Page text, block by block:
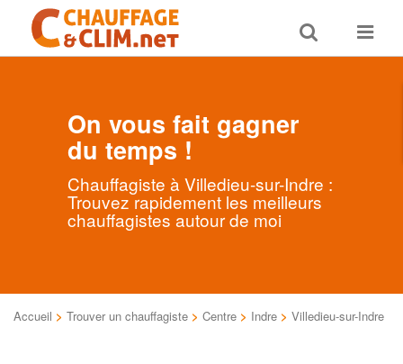
Toggle
search
Toggle
On vous fait gagner
du temps !
Chauffagiste à Villedieu-sur-Indre :
Trouvez rapidement les meilleurs
chauffagistes autour de moi
Accueil > Trouver un chauffagiste > Centre > Indre > Villedieu-sur-Indre